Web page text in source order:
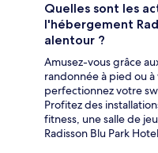
Quelles sont les
l'hébergement
alentour ?
Amusez-vous grâce
randonnée à pied ou
perfectionnez votre
Profitez des
fitness, une salle de
Radisson Blu Park